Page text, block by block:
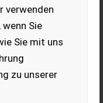
verwenden
Sie
Sie mit uns
zu unserer
Steering: 2 wheel
Gradeability (%): 30